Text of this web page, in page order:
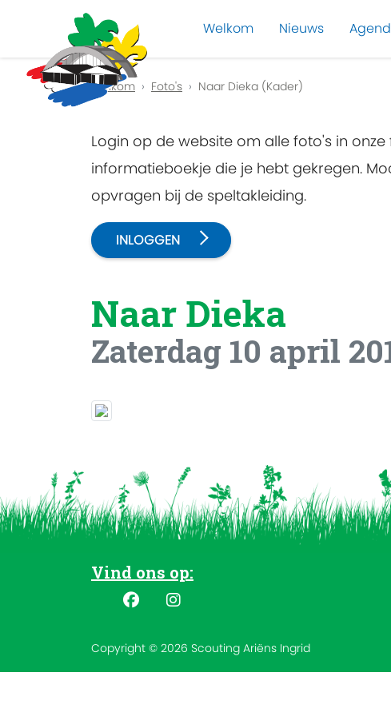
Welkom Nieuws
Previous
Welkom Foto's Naar Dieka (Kader)
Login op de website om alle foto's in
informatieboekje die je hebt gekregen.
opvragen bij de speltakleiding.
INLOGGEN
Naar Dieka
Zaterdag 10 april
Vind ons op:
Copyright © 2026 Scouting Ariëns Ingrid